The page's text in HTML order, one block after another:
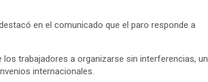
en el comunicado que el paro responde a
trabajadores a organizarse sin interferencias, un
internacionales.